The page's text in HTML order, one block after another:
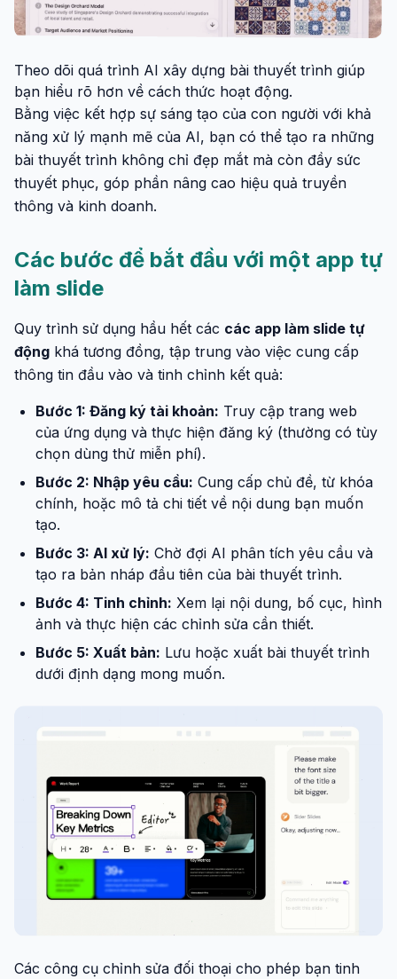
Theo dõi quá trình AI xây dựng bài thuyết trình giúp
bạn hiểu rõ hơn về cách thức hoạt động.
Bằng việc kết hợp sự sáng tạo của con người với khả
năng xử lý mạnh mẽ của AI, bạn có thể tạo ra những
bài thuyết trình không chỉ đẹp mắt mà còn đầy sức
thuyết phục, góp phần nâng cao hiệu quả truyền
thông và kinh doanh.
Các bước để bắt đầu với một app tự
làm slide
Quy trình sử dụng hầu hết các các app làm slide tự
động khá tương đồng, tập trung vào việc cung cấp
thông tin đầu vào và tinh chỉnh kết quả:
Bước 1: Đăng ký tài khoản: Truy cập trang web
của ứng dụng và thực hiện đăng ký (thường có tùy
chọn dùng thử miễn phí).
Bước 2: Nhập yêu cầu: Cung cấp chủ đề, từ khóa
chính, hoặc mô tả chi tiết về nội dung bạn muốn
tạo.
Bước 3: AI xử lý: Chờ đợi AI phân tích yêu cầu và
tạo ra bản nháp đầu tiên của bài thuyết trình.
Bước 4: Tinh chỉnh: Xem lại nội dung, bố cục, hình
ảnh và thực hiện các chỉnh sửa cần thiết.
Bước 5: Xuất bản: Lưu hoặc xuất bài thuyết trình
dưới định dạng mong muốn.
Các công cụ chỉnh sửa đối thoại cho phép bạn tinh